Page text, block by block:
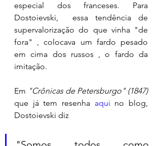
especial dos franceses. Para
Dostoievski,  essa tendência de
supervalorização do que vinha "de
fora" , colocava um fardo pesado
em cima dos russos , o fardo da
imitação.
Em
"Crônicas de Petersburgo" (1847)
que já tem resenha aqui no blog,
Dostoievski diz